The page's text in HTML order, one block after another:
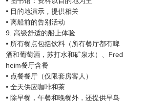
• 目的地演示，提供相关
• 离船前的告别活动
9. 高级舒适的船上体验
• 所有餐点包括饮料（所有餐厅都有啤
酒和葡萄酒，苏打水和矿泉水）、Fred
heim餐厅含餐
• 点餐餐厅（仅限套房客人）
• 全天供应咖啡和茶
• 除早餐，午餐和晚餐外，还提供早鸟